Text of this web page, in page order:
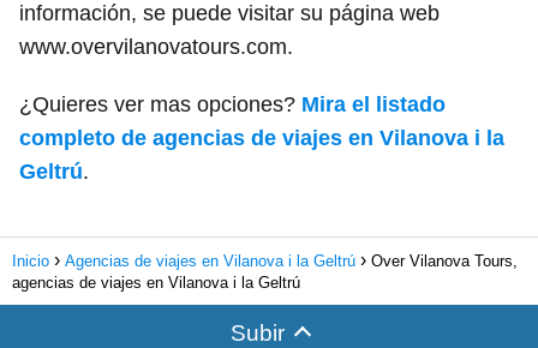
información, se puede visitar su página web
www.overvilanovatours.com.
¿Quieres ver mas opciones? Mira el listado
completo de agencias de viajes en Vilanova i la
Geltrú.
Inicio Agencias de viajes en Vilanova i la Geltrú
Over Vilanova Tours,
agencias de viajes en Vilanova i la Geltrú
Subir